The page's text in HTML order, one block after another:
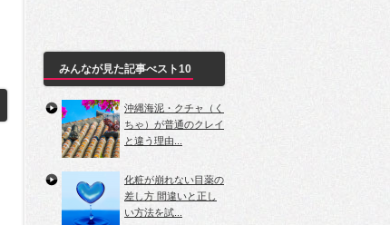
みんなが見た記事べスト10
沖縄海泥・クチャ（く
ちゃ）が普通のクレイ
と違う理由...
化粧が崩れない目薬の
差し方 間違いと正し
い方法を試...